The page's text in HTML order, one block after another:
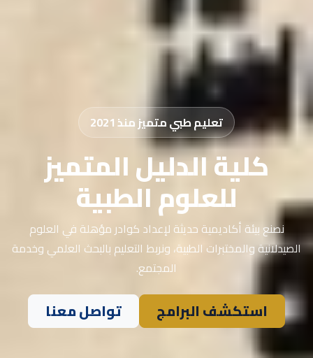
تعليم طبي متميز منذ 2021
كلية الدليل المتميز
للعلوم الطبية
نصنع بيئة أكاديمية حديثة لإعداد كوادر مؤهلة في العلوم
الصيدلانية والمختبرات الطبية، ونربط التعليم بالبحث العلمي وخدمة
المجتمع.
استكشف البرامج تواصل معنا